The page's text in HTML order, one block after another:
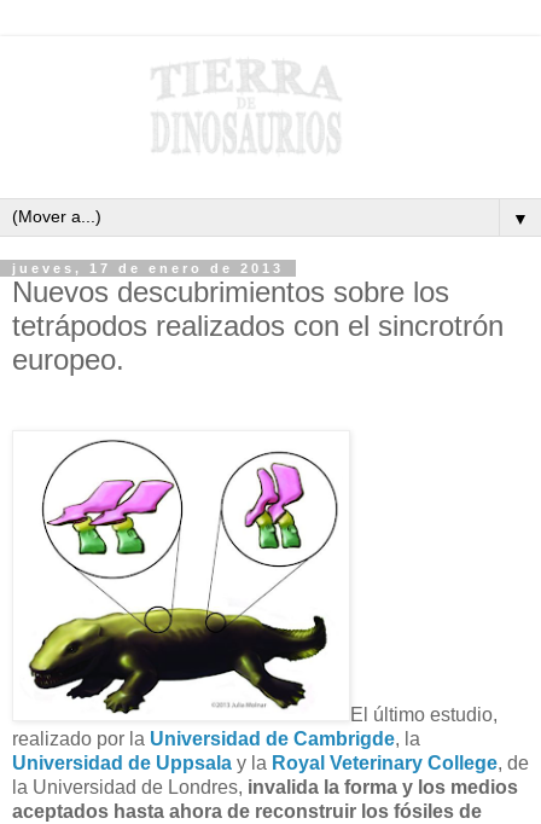
▼
jueves, 17 de enero de 2013
Nuevos descubrimientos sobre los
tetrápodos realizados con el sincrotrón
europeo.
El último estudio,
realizado por la Universidad de Cambrigde, la
Universidad de Uppsala y la Royal Veterinary College, de
la Universidad de Londres, invalida la forma y los medios
aceptados hasta ahora de reconstruir los fósiles de